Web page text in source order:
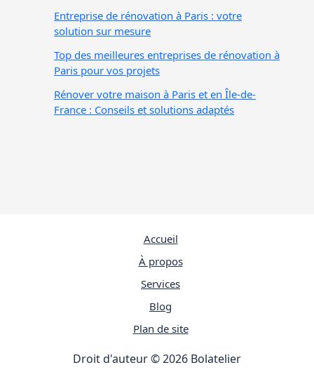
Entreprise de rénovation à Paris : votre
solution sur mesure
Top des meilleures entreprises de rénovation à
Paris pour vos projets
Rénover votre maison à Paris et en Île-de-
France : Conseils et solutions adaptés
Accueil
À propos
Services
Blog
Plan de site
Droit d'auteur © 2026 Bolatelier